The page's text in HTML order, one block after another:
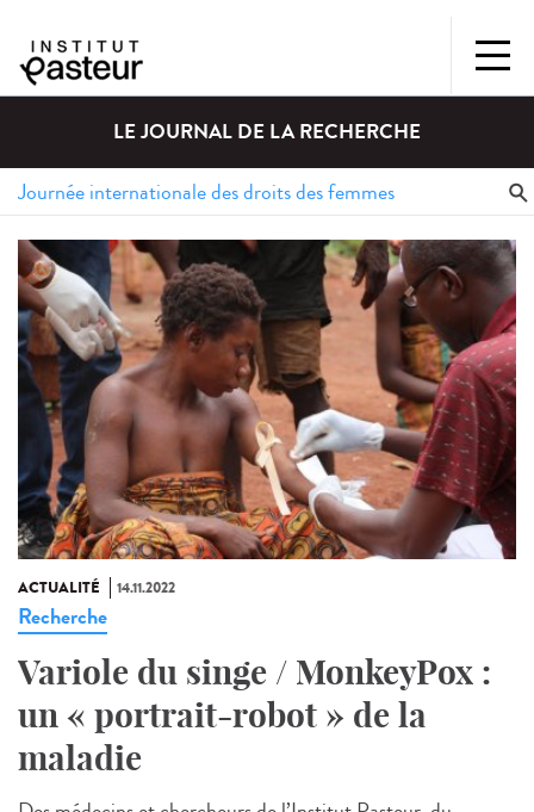
LE JOURNAL DE LA RECHERCHE
ACTUALITÉ 14.11.2022
Recherche
Variole du singe / MonkeyPox :
un « portrait-robot » de la
maladie